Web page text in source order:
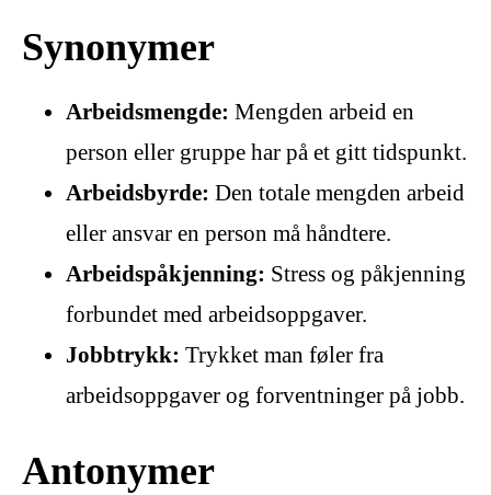
Synonymer
Arbeidsmengde: Mengden arbeid en
person eller gruppe har på et gitt tidspunkt.
Arbeidsbyrde: Den totale mengden arbeid
eller ansvar en person må håndtere.
Arbeidspåkjenning: Stress og påkjenning
forbundet med arbeidsoppgaver.
Jobbtrykk: Trykket man føler fra
arbeidsoppgaver og forventninger på jobb.
Antonymer